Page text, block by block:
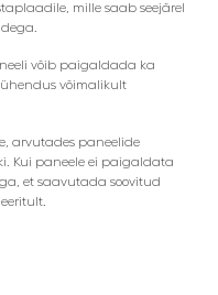
mille saab seejärel
võib paigaldada ka
võimalikult
arvutades paneelide
Kui paneele ei paigaldata
et saavutada soovitud